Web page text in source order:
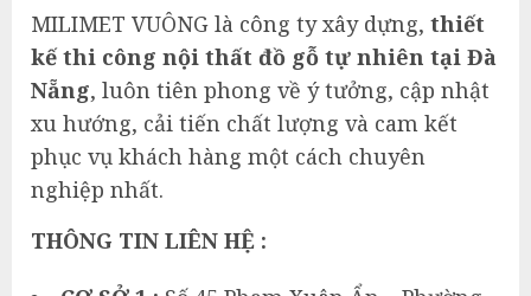
MILIMET VUÔNG là công ty xây dựng, thiết
kế thi công nội thất đồ gỗ tự nhiên tại Đà
Nẵng, luôn tiên phong về ý tưởng, cập nhật
xu hướng, cải tiến chất lượng và cam kết
phục vụ khách hàng một cách chuyên
nghiệp nhất.
THÔNG TIN LIÊN HỆ :